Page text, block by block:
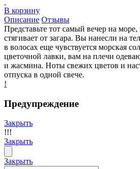
В корзину
Описание Отзывы
Представьте тот самый вечер на море,
стягивает от загара. Вы нанесли на
в волосах еще чувствуется морская
цветочной лавки, вам на плечи
и жасмина. Ноты свежих цветов и
отпуска в одной свече.
!
Предупреждение
Закрыть
!!!
Закрыть
Закрыть